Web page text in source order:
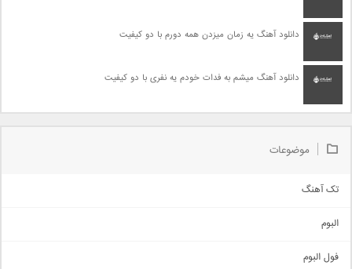
دانلود آهنگ یه زمان میزدن همه دورم با دو کیفیت
دانلود آهنگ میشم به فدات خودم یه نفری با دو کیفیت
موضوعات
تک آهنگ
اجتماعی
البوم
فول البوم